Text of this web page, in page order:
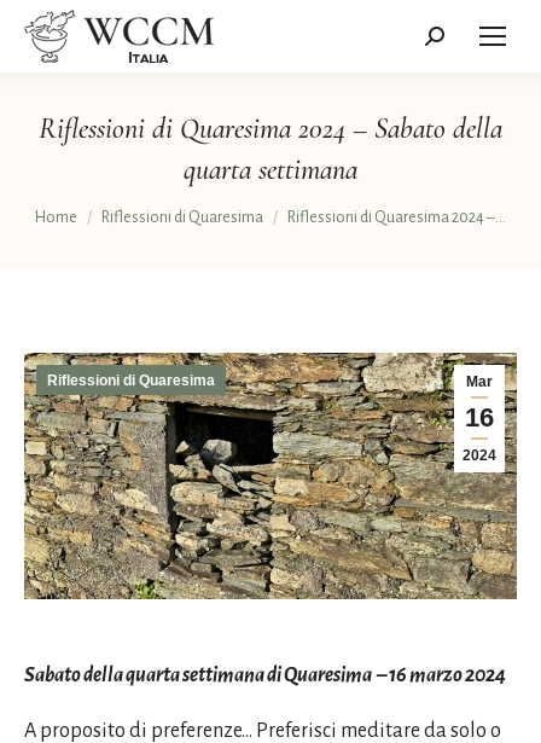
Cerca:
Riflessioni di Quaresima 2024 – Sabato della
quarta settimana
Tu sei qui:
Home Riflessioni di Quaresima Riflessioni di Quaresima 2024 –…
Mar
16
2024
Riflessioni di Quaresima
Sabato della quarta settimana di Quaresima – 16 marzo 2024
A proposito di preferenze… Preferisci meditare da solo o